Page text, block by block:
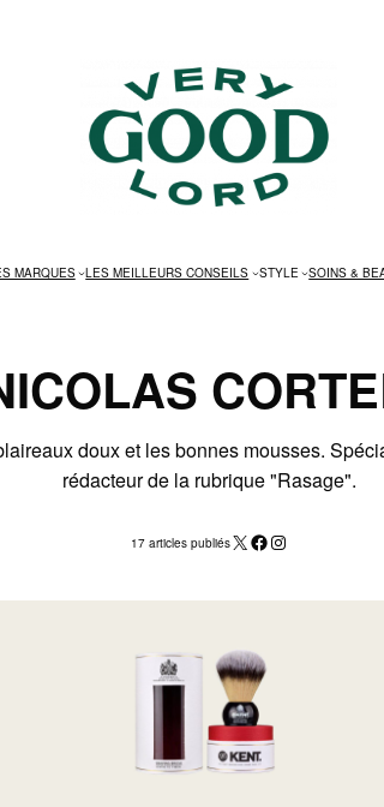
MARQUES LES MEILLEURS CONSEILS STYLE SOINS &
doux et les bonnes mousses.
rédacteur de la rubrique "Rasage".
17 articles publiésX Facebook
Instagram